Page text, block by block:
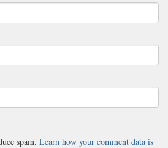
spam. Learn how your comment data is